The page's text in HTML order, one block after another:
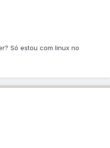
Só estou com linux no